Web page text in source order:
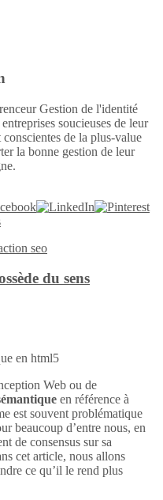
Gestion de l'identité
soucieuses de leur
de la plus-value
la bonne gestion de leur
seo
du sens
Web ou de
en référence à
est souvent problématique
beaucoup d’entre nous, en
de consensus sur sa
cet article, nous allons
ce qu’il le rend plus